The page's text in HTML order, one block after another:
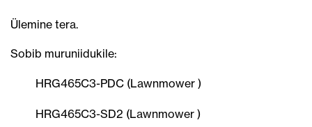
Ülemine tera.
Sobib muruniidukile:
HRG465C3-PDC (Lawnmower )
HRG465C3-SD2 (Lawnmower )